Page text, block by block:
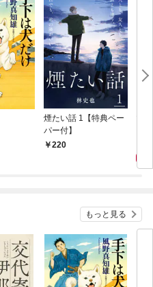
煙たい話 1【特典ペー
パー付】
220
もっと見る